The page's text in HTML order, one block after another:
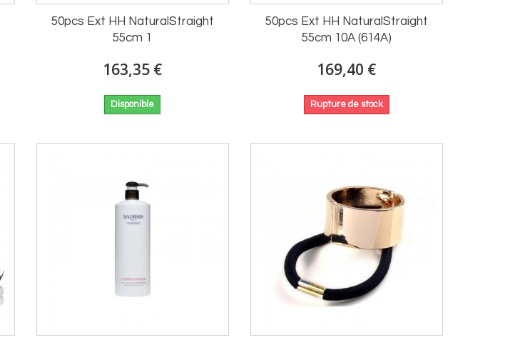
50pcs Ext HH NaturalStraight
55cm 1
163,35 €
Disponible
50pcs Ext HH NaturalStraight
55cm 10A (614A)
169,40 €
Rupture de stock